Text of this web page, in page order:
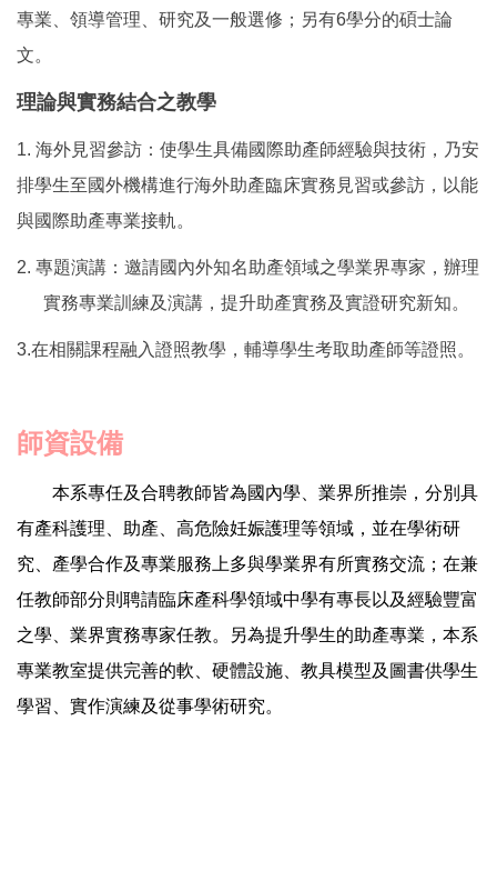
專業、領導管理、研究及一般選修；另有6學分的碩士論
文。
理論與實務結合之教學
1. 海外見習參訪：使學生具備國際助產師經驗與技術，乃安
排學生至國外機構進行海外助產臨床實務見習或參訪，以能
與國際助產專業接軌。
2. 專題演講：邀請國內外知名助產領域之學業界專家，辦理
實務專業訓練及演講，提升助產實務及實證研究新知。
3.在相關課程融入證照教學，輔導學生考取助產師等證照。
師資設備
本系專任及合聘教師皆為國內學、業界所推崇，分別具
有產科護理、助產、高危險妊娠護理等領域，並在學術研
究、產學合作及專業服務上多與學業界有所實務交流；在兼
任教師部分則聘請臨床產科學領域中學有專長以及經驗豐富
之學、業界實務專家任教。
另為提升學生的助產專業，本系
專業教室提供完善的軟、硬體設施、教具模型及圖書供學生
學習、實作演練及從事學術研究。